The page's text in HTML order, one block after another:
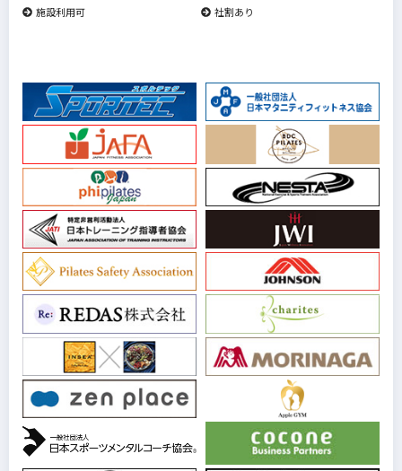
施設利用可
社割あり